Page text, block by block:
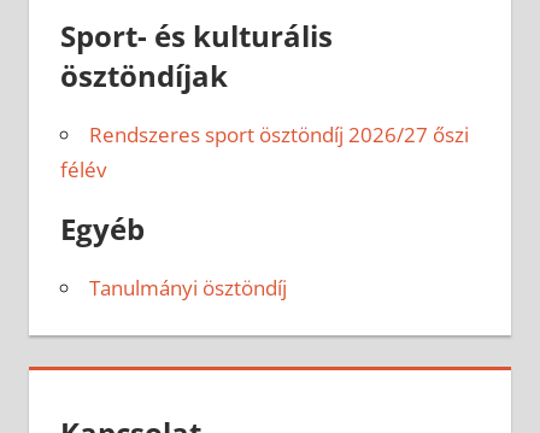
Sport- és kulturális
ösztöndíjak
Rendszeres sport ösztöndíj 2026/27 őszi
félév
Egyéb
Tanulmányi ösztöndíj